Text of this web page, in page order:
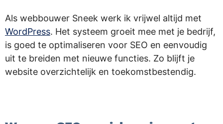
Als webbouwer Sneek werk ik vrijwel altijd met
WordPress. Het systeem groeit mee met je bedrijf,
is goed te optimaliseren voor SEO en eenvoudig
uit te breiden met nieuwe functies. Zo blijft je
website overzichtelijk en toekomstbestendig.